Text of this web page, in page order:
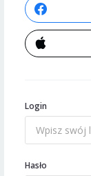
Login
Hasło